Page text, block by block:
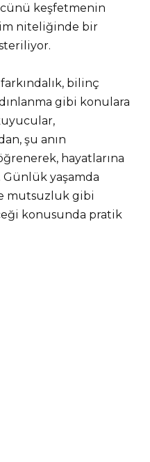
keşfetmenin
niteliğinde bir
bilinç
gibi konulara
şu anın
hayatlarına
yaşamda
mutsuzluk gibi
konusunda pratik